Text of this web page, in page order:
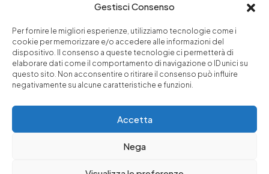
Gestisci Consenso
Per fornire le migliori esperienze, utilizziamo tecnologie come i
cookie per memorizzare e/o accedere alle informazioni del
dispositivo. Il consenso a queste tecnologie ci permetterà di
elaborare dati come il comportamento di navigazione o ID unici su
questo sito. Non acconsentire o ritirare il consenso può influire
negativamente su alcune caratteristiche e funzioni.
Accetta
Nega
Chi siamo
Servizi di tutela legale
Notizie e approfondimenti
14571101006 - Tutti i diritti riservati